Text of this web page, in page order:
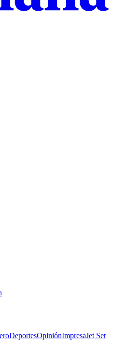
DeportesOpiniónImpresaJet Set